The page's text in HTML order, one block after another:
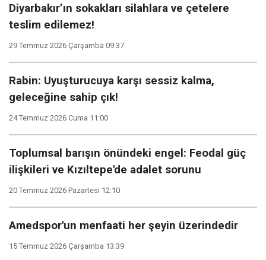
Diyarbakır’ın sokakları silahlara ve çetelere
teslim edilemez!
29 Temmuz 2026 Çarşamba 09:37
Rabin: Uyuşturucuya karşı sessiz kalma,
geleceğine sahip çık!
24 Temmuz 2026 Cuma 11:00
Toplumsal barışın önündeki engel: Feodal güç
ilişkileri ve Kızıltepe'de adalet sorunu
20 Temmuz 2026 Pazartesi 12:10
Amedspor'un menfaati her şeyin üzerindedir
15 Temmuz 2026 Çarşamba 13:39